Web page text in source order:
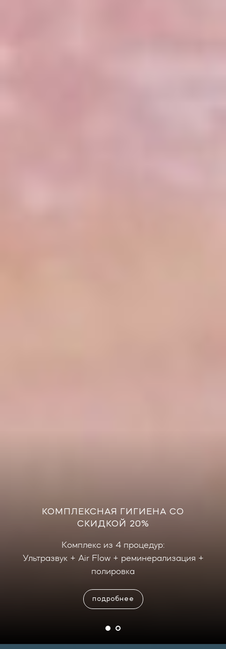
КОМПЛЕКСНАЯ ГИГИЕНА СО
СКИДКОЙ 20%
Комплекс из 4 процедур:
Ультразвук + Air Flow + реминерализация +
полировка
подробнее